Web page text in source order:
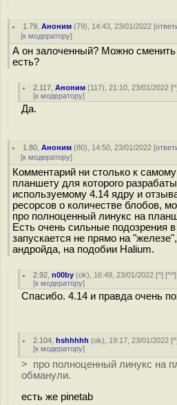
1.79 ,Аноним (79), 14:43, 23/01/2022 [
[к модератору]
А он залоченный? Можно
есть?
2.117 ,Аноним (117), 21:10, 23/01/2022 [^
[к модератору]
Да.
1.80 ,Аноним (80), 14:50, 23/01/2022 [
[к модератору]
Комментарий ни столько к
планшету для которого
используемому 4.14 ядру и
ресорсов о количестве блобов,
про полноценный линукс на
Есть очень сильные подозрения
запускается не прямо на
андройда, на подобии Halium.
2.92 ,n00by (ok), 16:49, 23/01/2022 [^] [^^
[к модератору]
Спасибо. 4.14 и правда очень
2.104 ,hshhhhh (ok), 19:17, 23/01/2022 [^
[к модератору]
> про полноценный линукс на
обманули.
есть же pinetab